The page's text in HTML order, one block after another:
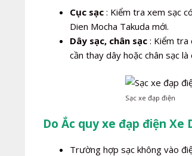
Cục sạc : Kiểm tra xem sạc
Dien Mocha Takuda mới.
Dây sạc, chân sạc : Kiểm tra
cần thay dây hoặc chân sạc
Sạc xe đạp điện
Do Ắc quy xe đạp điện
Trường hợp sạc không vào